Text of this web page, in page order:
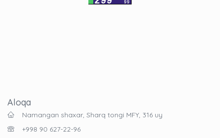
Aloqa
Namangan shaxar, Sharq tongi MFY, 316 uy
+998 90 627-22-96